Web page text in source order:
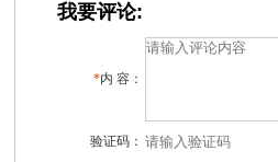
我要评论:
*内 容：
验证码：